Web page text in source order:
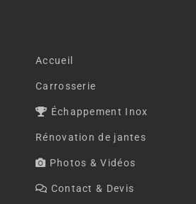
Accueil
Carrosserie
Échappement Inox
Rénovation de jantes
Photos & Vidéos
Contact & Devis